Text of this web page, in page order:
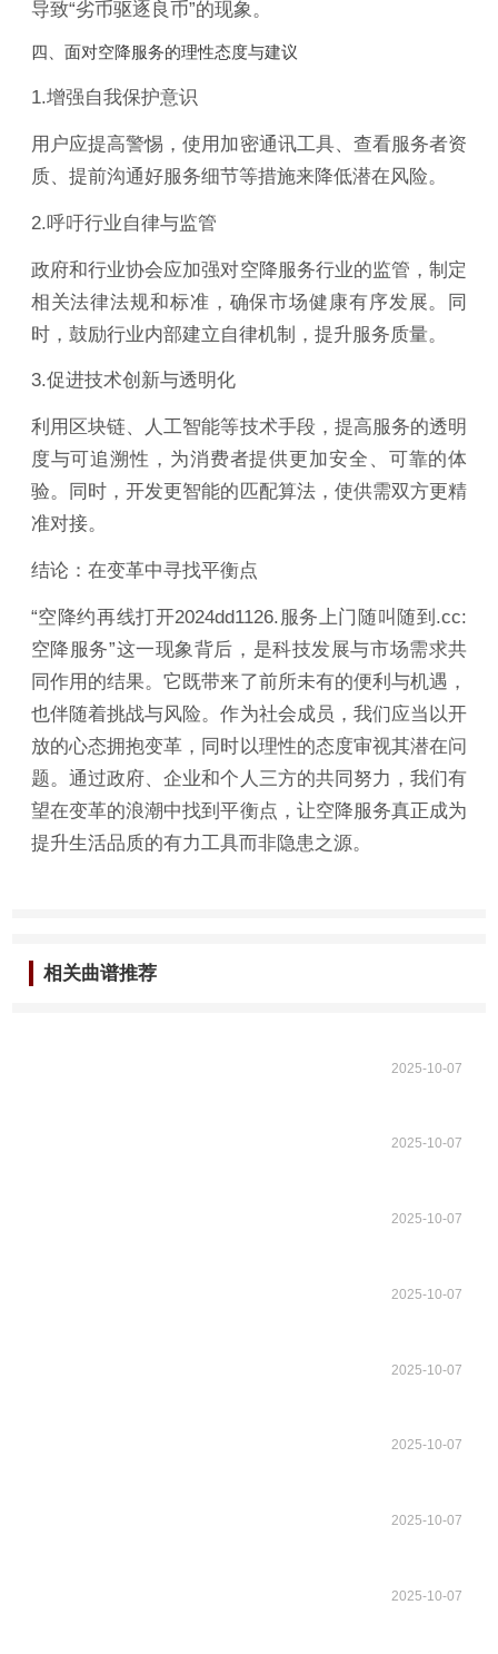
导致“劣币驱逐良币”的现象。
四、面对空降服务的理性态度与建议
1.增强自我保护意识
用户应提高警惕，使用加密通讯工具、查看服务者资
质、提前沟通好服务细节等措施来降低潜在风险。
2.呼吁行业自律与监管
政府和行业协会应加强对空降服务行业的监管，制定
相关法律法规和标准，确保市场健康有序发展。同
时，鼓励行业内部建立自律机制，提升服务质量。
3.促进技术创新与透明化
利用区块链、人工智能等技术手段，提高服务的透明
度与可追溯性，为消费者提供更加安全、可靠的体
验。同时，开发更智能的匹配算法，使供需双方更精
准对接。
结论：在变革中寻找平衡点
“空降约再线打开2024dd1126.服务上门随叫随到.cc:
空降服务”这一现象背后，是科技发展与市场需求共
同作用的结果。它既带来了前所未有的便利与机遇，
也伴随着挑战与风险。作为社会成员，我们应当以开
放的心态拥抱变革，同时以理性的态度审视其潜在问
题。通过政府、企业和个人三方的共同努力，我们有
望在变革的浪潮中找到平衡点，让空降服务真正成为
提升生活品质的有力工具而非隐患之源。
相关曲谱推荐
2025-10-07
2025-10-07
2025-10-07
2025-10-07
2025-10-07
2025-10-07
2025-10-07
2025-10-07